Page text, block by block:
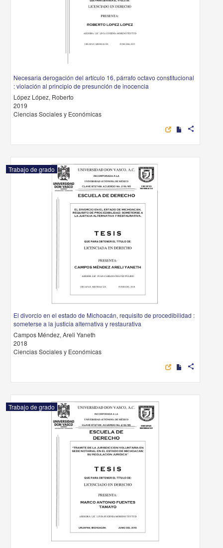
Necesaria derogación del artículo 16, párrafo octavo constitucional
: violación al principio de presunción de inocencia
López López, Roberto
2019
Ciencias Sociales y Económicas
share
Trabajo de grado
El divorcio en el estado de Michoacán, requisito de procedibilidad :
someterse a la justicia alternativa y restaurativa
Campos Méndez, Areli Yaneth
2018
Ciencias Sociales y Económicas
share
Trabajo de grado